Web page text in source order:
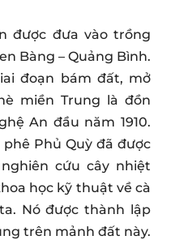
được đưa vào trồng
Bàng – Quảng Bình.
đoạn bám đất, mở
miền Trung là đồn
An đầu năm 1910.
Phủ Quỳ đã được
cứu cây nhiệt
học kỹ thuật về cà
Nó được thành lập
trên mảnh đất này.